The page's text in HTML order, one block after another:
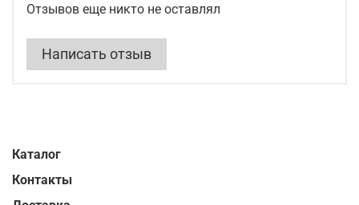
Отзывов еще никто не оставлял
Написать отзыв
Каталог
Контакты